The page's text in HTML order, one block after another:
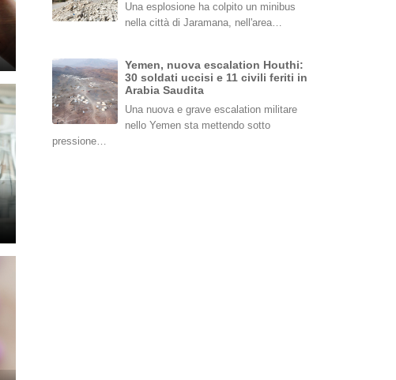
Una esplosione ha colpito un minibus
nella città di Jaramana, nell'area…
Yemen, nuova escalation Houthi:
30 soldati uccisi e 11 civili feriti in
Arabia Saudita
Una nuova e grave escalation militare
nello Yemen sta mettendo sotto
pressione…